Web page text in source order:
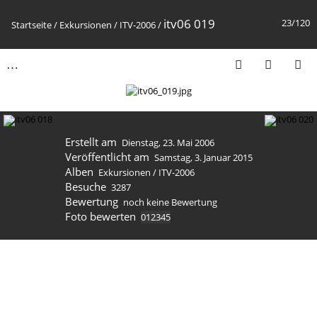
23/120
Startseite/ Exkursionen / ITV-2006/ itv06 019
Erstellt am Dienstag, 23. Mai 2006
Veröffentlicht am Samstag, 3. Januar 2015
Alben Exkursionen / ITV-2006
Besuche 3287
Bewertung noch keine Bewertung
Foto bewerten